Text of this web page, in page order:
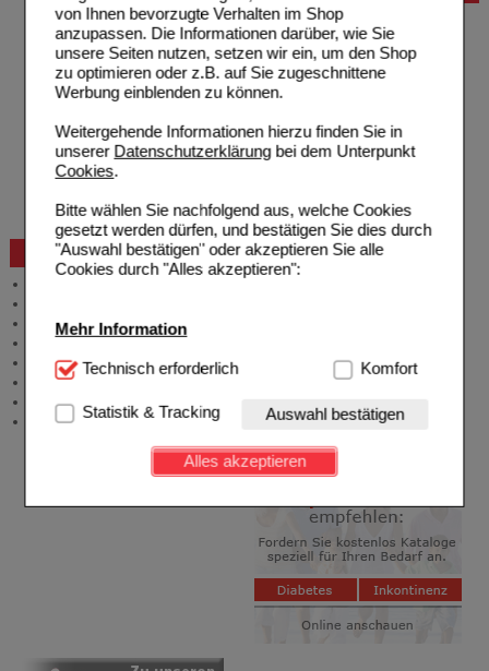
von Ihnen bevorzugte Verhalten im Shop
anzupassen. Die Informationen darüber, wie Sie
unsere Seiten nutzen, setzen wir ein, um den Shop
zu optimieren oder z.B. auf Sie zugeschnittene
Werbung einblenden zu können.
Weitergehende Informationen hierzu finden Sie in
unserer Datenschutzerklärungbei dem Unterpunkt
Cookies.
Bitte wählen Sie nachfolgend aus, welche Cookies
gesetzt werden dürfen, und bestätigen Sie dies durch
"Auswahl bestätigen" oder akzeptieren Sie alle
Cookies durch "Alles akzeptieren":
Mehr Information
Technisch Notwendig:Hierbei handelt es sich um
Website notwendig sind (z.B. Navigation, Warenkorb,
Kundenkonto), weshalb auf diese nicht verzichtet
werden kann.
Einkaufserlebnis noch ansprechender zu gestalten,
beispielsweise für die Wiedererkennung des
Besuchers oder unsere Seite an bevorzugte
Verhaltensweisen (z.B. Spracheinstellung)
anzupassen. Komfort-Cookies ermöglichen es uns
auch auf Ihre Bedürfnisse zugeschrittene Inhalte
anzuzeigen und unser Partnerprogramm zu
Technisch erforderlich Komfort
Statistik & Tracking Auswahl bestätigen
Alles akzeptieren
Hilfe zur Anmeldung
Hilfe zum Bestellvorgang
Zahlungsmöglichkeiten
Rezepte einlösen
Freiumschläge anfordern
Auslandsbestellung
Reklamation
Bestellschein
Beratung und Service
Meldung Arzneimittelrisiken
Zuzahlungsfreie Arzneien
Angebote & Downloads
Newsletter
Neukundenprämie
Stellenangebote